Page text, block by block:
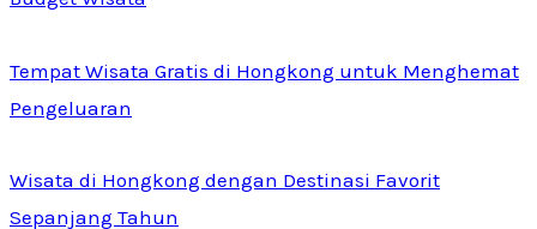
Tempat Wisata Gratis di Hongkong untuk Menghemat
Pengeluaran
Wisata di Hongkong dengan Destinasi Favorit
Sepanjang Tahun